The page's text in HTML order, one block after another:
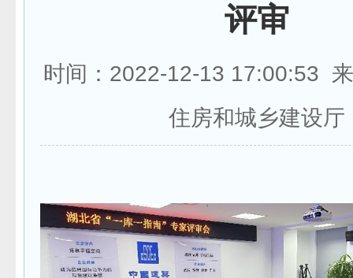
评审
时间：2022-12-13 17:00:53
住房和城乡建设厅